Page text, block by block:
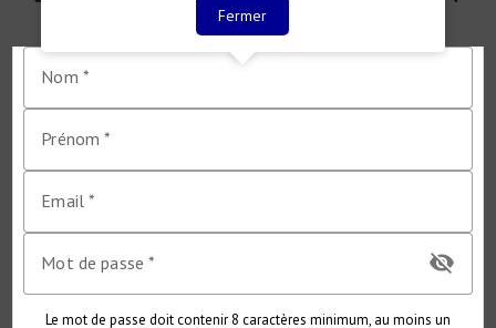
Nom
Prénom
Email
Mot de passe visibility_off
Le mot de passe doit contenir 8 caractères minimum, au moins un
Fermer